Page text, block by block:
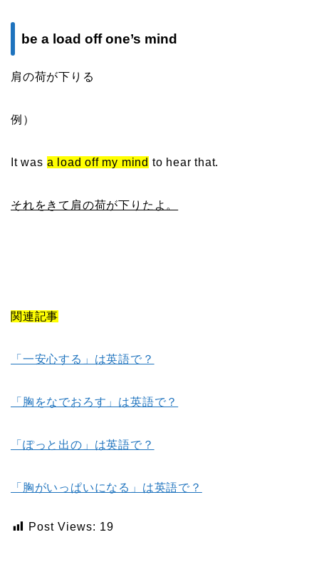
be a load off one’s mind
肩の荷が下りる
例）
It was a load off my mind to hear that.
それをきて肩の荷が下りたよ。
関連記事
「一安心する」は英語で？
「胸をなでおろす」は英語で？
「ぽっと出の」は英語で？
「胸がいっぱいになる」は英語で？
Post Views: 19